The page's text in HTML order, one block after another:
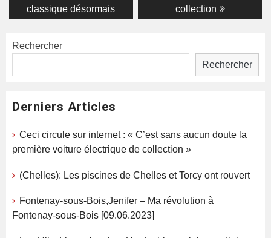
classique désormais
collection
Rechercher
Rechercher
Derniers Articles
Ceci circule sur internet : « C’est sans aucun doute la
première voiture électrique de collection »
(Chelles): Les piscines de Chelles et Torcy ont rouvert
Fontenay-sous-Bois,Jenifer – Ma révolution à
Fontenay-sous-Bois [09.06.2023]